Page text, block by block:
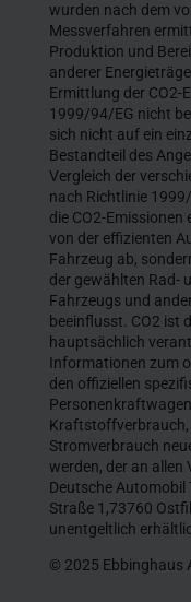
wurden nach dem
Messverfahren
Produktion und
anderer
Ermittlung der CO2-
1999/94/EG nicht
sich nicht auf ein
Bestandteil des
Vergleich der
nach Richtlinie
die CO2-
von der effizienten
Fahrzeug ab,
der gewählten Rad-
Fahrzeugs und
beeinflusst. CO2 ist
hauptsächlich
Informationen zum
den offiziellen
Kraftstoffverbrauch,
Stromverbrauch
werden, der an allen
Deutsche Automobil
Straße 1,73760
unentgeltlich
© 2025 Ebbinghaus